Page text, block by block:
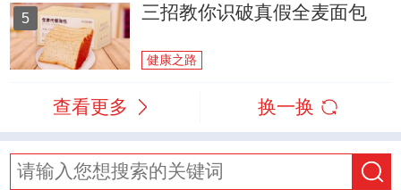
5 三招教你识破真假全麦面包
健康之路
查看更多 换一换